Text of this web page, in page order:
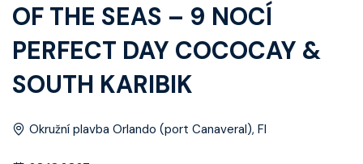
Zážitky z plaveb
Užitečné informace
OF THE SEAS – 9 NOCÍ
PERFECT DAY COCOCAY &
SOUTH KARIBIK
Okružní plavba Orlando (port Canaveral), Fl